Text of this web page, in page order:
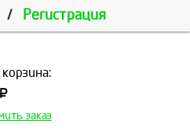
/ Регистрация
заказ